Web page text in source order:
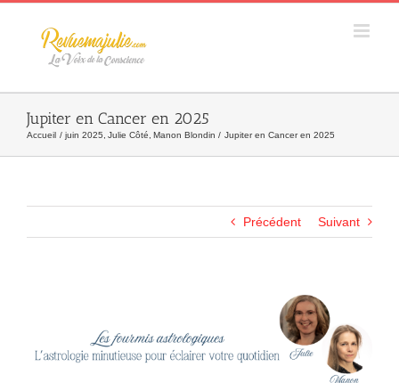
Skip
Jupiter en Cancer en 2025
Accueil juin 2025 Julie Côté Manon Blondin Jupiter en Cancer en 2025
Précédent Suivant